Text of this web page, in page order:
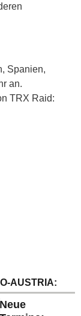
Spanien,
an.
TRX Raid:
AUSTRIA: